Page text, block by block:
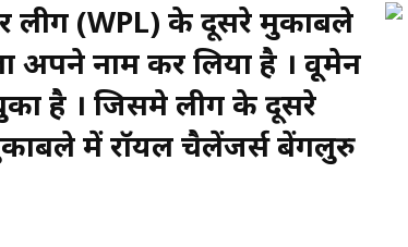
लीग (WPL) के दूसरे मुकाबले
अपने नाम कर लिया है । वूमेन
है । जिसमे लीग के दूसरे
में रॉयल चैलेंजर्स बेंगलुरु